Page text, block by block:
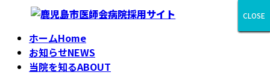
ホームHome
お知らせNEWS
当院を知るABOUT
CLOSE
CLOSE
CLOSE
CLOSE
CLOSE
CLOSE
CLOSE
CLOSE
CLOSE